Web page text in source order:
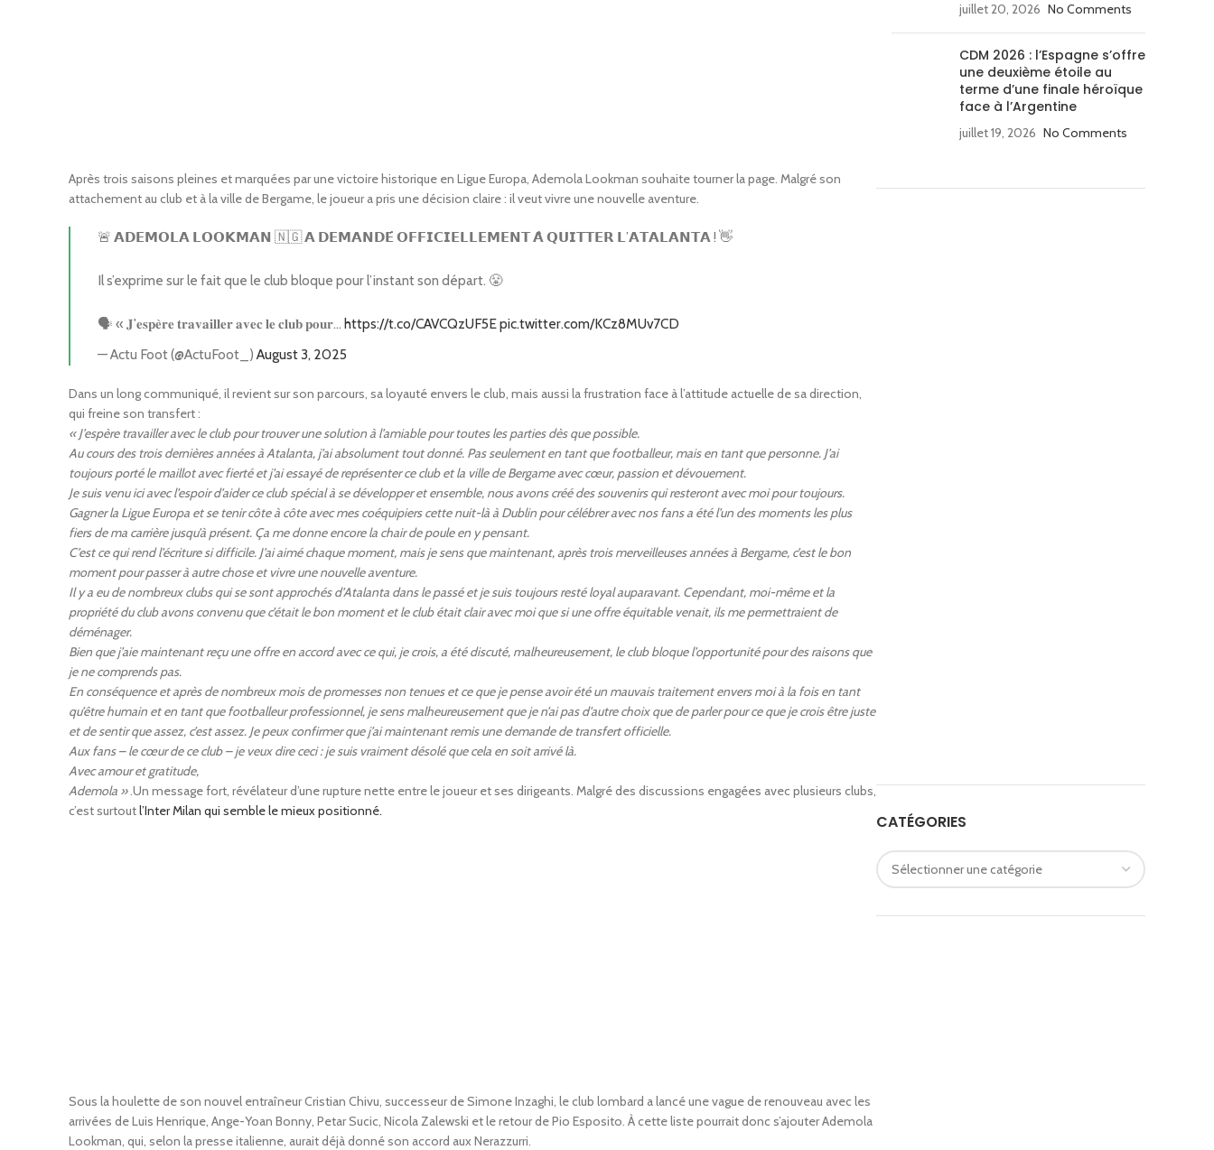
Après trois saisons pleines et marquées par une victoire historique en Ligue Europa, Ademola Lookman souhaite tourner la page. Malgré son
attachement au club et à la ville de Bergame, le joueur a pris une décision claire : il veut vivre une nouvelle aventure.
🚨 𝗔𝗗𝗘𝗠𝗢𝗟𝗔 𝗟𝗢𝗢𝗞𝗠𝗔𝗡 🇳🇬 𝗔 𝗗𝗘𝗠𝗔𝗡𝗗𝗘́ 𝗢𝗙𝗙𝗜𝗖𝗜𝗘𝗟𝗟𝗘𝗠𝗘𝗡𝗧 𝗔̀ 𝗤𝗨𝗜𝗧𝗧𝗘𝗥 𝗟’𝗔𝗧𝗔𝗟𝗔𝗡𝗧𝗔 ! 👋
Il s’exprime sur le fait que le club bloque pour l’instant son départ. 😤
🗣️ « 𝐉'𝐞𝐬𝐩𝐞̀𝐫𝐞 𝐭𝐫𝐚𝐯𝐚𝐢𝐥𝐥𝐞𝐫 𝐚𝐯𝐞𝐜 𝐥𝐞 𝐜𝐥𝐮𝐛 𝐩𝐨𝐮𝐫… https://t.co/CAVCQzUF5Epic.twitter.com/KCz8MUv7CD
— Actu Foot (@ActuFoot_)August 3, 2025
Dans un long communiqué, il revient sur son parcours, sa loyauté envers le club, mais aussi la frustration face à l’attitude actuelle de sa direction,
qui freine son transfert :
« J’espère travailler avec le club pour trouver une solution à l’amiable pour toutes les parties dès que possible.
Au cours des trois dernières années à Atalanta, j’ai absolument tout donné. Pas seulement en tant que footballeur, mais en tant que personne. J’ai
toujours porté le maillot avec fierté et j’ai essayé de représenter ce club et la ville de Bergame avec cœur, passion et dévouement.
Je suis venu ici avec l’espoir d’aider ce club spécial à se développer et ensemble, nous avons créé des souvenirs qui resteront avec moi pour toujours.
Gagner la Ligue Europa et se tenir côte à côte avec mes coéquipiers cette nuit-là à Dublin pour célébrer avec nos fans a été l’un des moments les plus
fiers de ma carrière jusqu’à présent. Ça me donne encore la chair de poule en y pensant.
C’est ce qui rend l’écriture si difficile. J’ai aimé chaque moment, mais je sens que maintenant, après trois merveilleuses années à Bergame, c’est le bon
moment pour passer à autre chose et vivre une nouvelle aventure.
Il y a eu de nombreux clubs qui se sont approchés d’Atalanta dans le passé et je suis toujours resté loyal auparavant. Cependant, moi-même et la
propriété du club avons convenu que c’était le bon moment et le club était clair avec moi que si une offre équitable venait, ils me permettraient de
déménager.
Bien que j’aie maintenant reçu une offre en accord avec ce qui, je crois, a été discuté, malheureusement, le club bloque l’opportunité pour des raisons que
je ne comprends pas.
En conséquence et après de nombreux mois de promesses non tenues et ce que je pense avoir été un mauvais traitement envers moi à la fois en tant
qu’être humain et en tant que footballeur professionnel, je sens malheureusement que je n’ai pas d’autre choix que de parler pour ce que je crois être juste
et de sentir que assez, c’est assez. Je peux confirmer que j’ai maintenant remis une demande de transfert officielle.
Aux fans – le cœur de ce club – je veux dire ceci : je suis vraiment désolé que cela en soit arrivé là.
Avec amour et gratitude,
Ademola ».Un message fort, révélateur d’une rupture nette entre le joueur et ses dirigeants. Malgré des discussions engagées avec plusieurs clubs,
c’est surtoutl’Inter Milan qui semble le mieux positionné.
Sous la houlette de son nouvel entraîneur Cristian Chivu, successeur de Simone Inzaghi, le club lombard a lancé une vague de renouveau avec les
arrivées de Luis Henrique, Ange-Yoan Bonny, Petar Sucic, Nicola Zalewski et le retour de Pio Esposito. À cette liste pourrait donc s’ajouter Ademola
Lookman, qui, selon la presse italienne, aurait déjà donné son accord aux Nerazzurri.
juillet 20, 2026 No Comments
CDM 2026 : l’Espagne s’offre
une deuxième étoile au
terme d’une finale héroïque
face à l’Argentine
juillet 19, 2026 No Comments
CATÉGORIES